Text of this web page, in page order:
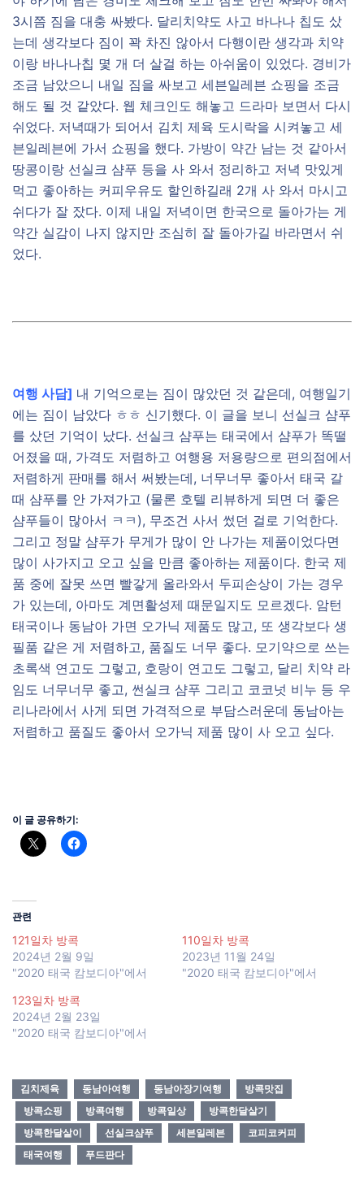
3시쯤 짐을 대충 싸봤다. 달리치약도 사고 바나나 칩도 샀
는데 생각보다 짐이 꽉 차진 않아서 다행이란 생각과 치약
이랑 바나나칩 몇 개 더 살걸 하는 아쉬움이 있었다. 경비가
조금 남았으니 내일 짐을 싸보고 세븐일레븐 쇼핑을 조금
해도 될 것 같았다. 웹 체크인도 해놓고 드라마 보면서 다시
쉬었다. 저녁때가 되어서 김치 제육 도시락을 시켜놓고 세
븐일레븐에 가서 쇼핑을 했다. 가방이 약간 남는 것 같아서
땅콩이랑 선실크 샴푸 등을 사 와서 정리하고 저녁 맛있게
먹고 좋아하는 커피우유도 할인하길래 2개 사 와서 마시고
쉬다가 잘 잤다. 이제 내일 저녁이면 한국으로 돌아가는 게
약간 실감이 나지 않지만 조심히 잘 돌아가길 바라면서 쉬
었다.
여행 사담] 내 기억으로는 짐이 많았던 것 같은데, 여행일기
에는 짐이 남았다 ㅎㅎ 신기했다. 이 글을 보니 선실크 샴푸
를 샀던 기억이 났다. 선실크 샴푸는 태국에서 샴푸가 똑떨
어졌을 때, 가격도 저렴하고 여행용 저용량으로 편의점에서
저렴하게 판매를 해서 써봤는데, 너무너무 좋아서 태국 갈
때 샴푸를 안 가져가고 (물론 호텔 리뷰하게 되면 더 좋은
샴푸들이 많아서 ㅋㅋ), 무조건 사서 썼던 걸로 기억한다.
그리고 정말 샴푸가 무게가 많이 안 나가는 제품이었다면
많이 사가지고 오고 싶을 만큼 좋아하는 제품이다. 한국 제
품 중에 잘못 쓰면 빨갛게 올라와서 두피손상이 가는 경우
가 있는데, 아마도 계면활성제 때문일지도 모르겠다. 암턴
태국이나 동남아 가면 오가닉 제품도 많고, 또 생각보다 생
필품 같은 게 저렴하고, 품질도 너무 좋다. 모기약으로 쓰는
초록색 연고도 그렇고, 호랑이 연고도 그렇고, 달리 치약 라
임도 너무너무 좋고, 썬실크 샴푸 그리고 코코넛 비누 등 우
리나라에서 사게 되면 가격적으로 부담스러운데 동남아는
저렴하고 품질도 좋아서 오가닉 제품 많이 사 오고 싶다.
이 글 공유하기:
관련
121일차 방콕
2024년 2월 9일
"2020 태국 캄보디아"에서
110일차 방콕
2023년 11월 24일
"2020 태국 캄보디아"에서
123일차 방콕
2024년 2월 23일
"2020 태국 캄보디아"에서
김치제육 동남아여행 동남아장기여행
방콕맛집
방콕쇼핑
방콕여행 방콕일상
방콕한달살기
방콕한달살이
선실크샴푸 세븐일레븐
코피코커피
태국여행
푸드판다